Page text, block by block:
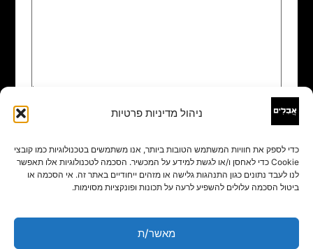
ניהול מדיניות פרטיות
כדי לספק את חוויות המשתמש הטובות ביותר, אנו משתמשים בטכנולוגיות כמו קובצי
Cookie כדי לאחסן ו/או לגשת למידע על המכשיר. הסכמה לטכנולוגיות אלו תאפשר
לנו לעבד נתונים כגון התנהגות גלישה או מזהים ייחודיים באתר זה. אי הסכמה או
ביטול הסכמה עלולים להשפיע לרעה על תכונות ופונקציות מסוימות.
מאשר/ת
שם
אימייל*